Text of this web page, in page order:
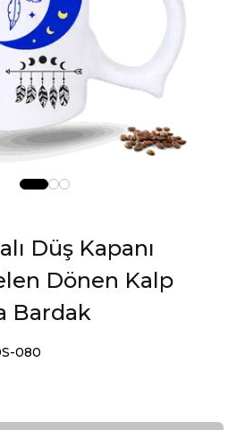
Düş Kapanı
Dönen Kalp
Bardak
080